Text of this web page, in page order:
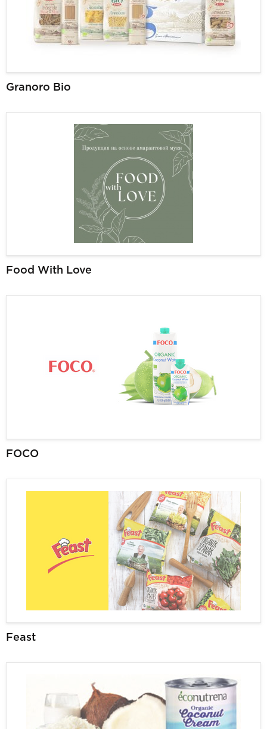
Granoro Bio
Food With Love
FOCO
Feast